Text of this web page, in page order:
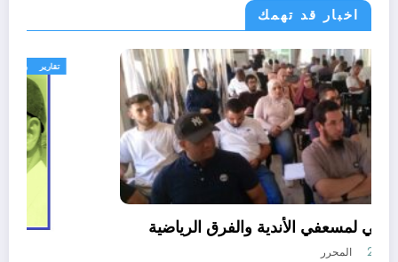
اخبار قد تهمك
رياضة
التربص الوطني لمسعفي الأندية والفرق الرياضية
أغسطس 8, 2026